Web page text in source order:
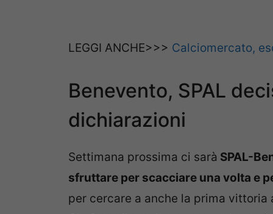
LEGGI ANCHE>>> Calciomercato,
Benevento, SPAL
dichiarazioni
Settimana prossima ci sarà SPAL-
sfruttare per scacciare una volta e
per cercare a anche la prima vittoria